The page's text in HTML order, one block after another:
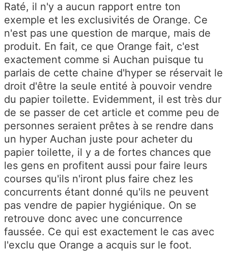
Raté, il n'y a aucun rapport entre ton
exemple et les exclusivités de Orange. Ce
n'est pas une question de marque, mais de
produit. En fait, ce que Orange fait, c'est
exactement comme si Auchan puisque tu
parlais de cette chaine d'hyper se réservait le
droit d'être la seule entité à pouvoir vendre
du papier toilette. Evidemment, il est très dur
de se passer de cet article et comme peu de
personnes seraient prêtes à se rendre dans
un hyper Auchan juste pour acheter du
papier toilette, il y a de fortes chances que
les gens en profitent aussi pour faire leurs
courses qu'ils n'iront plus faire chez les
concurrents étant donné qu'ils ne peuvent
pas vendre de papier hygiénique. On se
retrouve donc avec une concurrence
faussée. Ce qui est exactement le cas avec
l'exclu que Orange a acquis sur le foot.